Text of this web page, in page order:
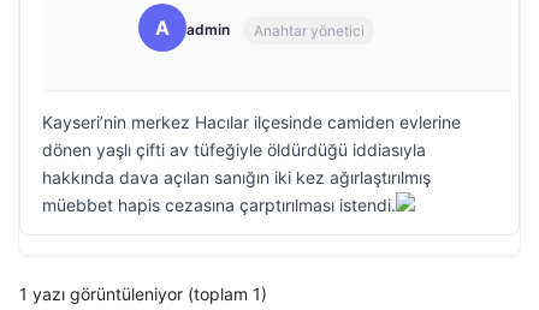
A admin Anahtar yönetici
Kayseri’nin merkez Hacılar ilçesinde camiden evlerine
dönen yaşlı çifti av tüfeğiyle öldürdüğü iddiasıyla
hakkında dava açılan sanığın iki kez ağırlaştırılmış
müebbet hapis cezasına çarptırılması istendi.
1 yazı görüntüleniyor (toplam 1)